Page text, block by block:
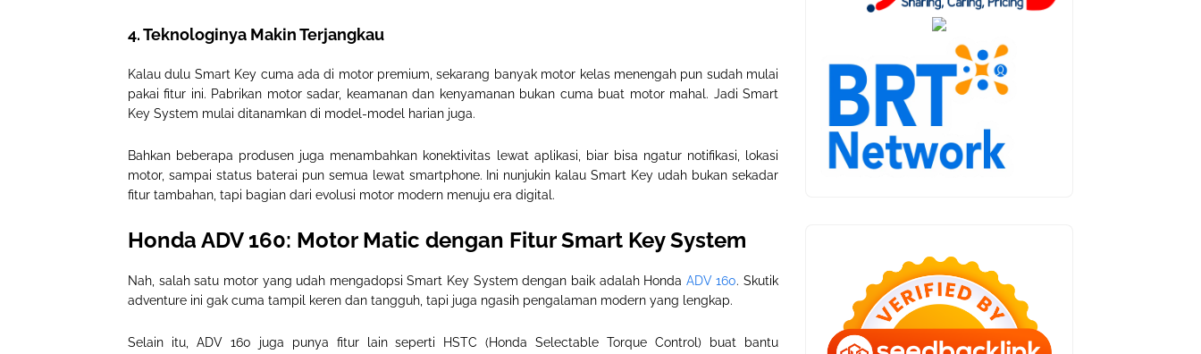
4. Teknologinya Makin Terjangkau
Kalau dulu Smart Key cuma ada di motor premium, sekarang banyak motor kelas menengah pun sudah mulai
pakai fitur ini. Pabrikan motor sadar, keamanan dan kenyamanan bukan cuma buat motor mahal. Jadi Smart
Key System mulai ditanamkan di model-model harian juga.
Bahkan beberapa produsen juga menambahkan konektivitas lewat aplikasi, biar bisa ngatur notifikasi, lokasi
motor, sampai status baterai pun semua lewat smartphone. Ini nunjukin kalau Smart Key udah bukan sekadar
fitur tambahan, tapi bagian dari evolusi motor modern menuju era digital.
Honda ADV 160: Motor Matic dengan Fitur Smart Key System
Nah, salah satu motor yang udah mengadopsi Smart Key System dengan baik adalah Honda ADV 160. Skutik
adventure ini gak cuma tampil keren dan tangguh, tapi juga ngasih pengalaman modern yang lengkap.
Selain itu, ADV 160 juga punya fitur lain seperti HSTC (Honda Selectable Torque Control) buat bantu